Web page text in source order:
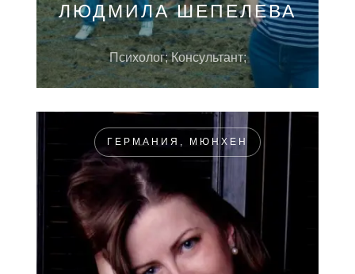
ЛЮДМИЛА ШЕПЕЛЕВА
Психолог; Консультант;
ГЕРМАНИЯ, МЮНХЕН